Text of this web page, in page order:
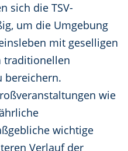
sich die TSV-
um die Umgebung
mit geselligen
traditionellen
bereichern.
wie
wichtige
Verlauf der